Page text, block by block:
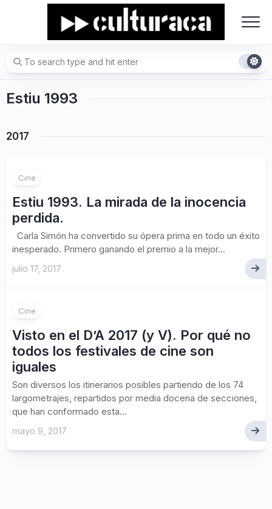
Estiu 1993
2017
Cine
Estiu 1993. La mirada de la inocencia
perdida.
Carla Simón ha convertido su ópera prima en todo un éxito
inesperado. Primero ganando el premio a la mejor...
julio 17, 2017
Cine
Visto en el D’A 2017 (y V). Por qué no
todos los festivales de cine son
iguales
Son diversos los itinerarios posibles partiendo de los 74
largometrajes, repartidos por media docena de secciones,
que han conformado esta...
mayo 9, 2017